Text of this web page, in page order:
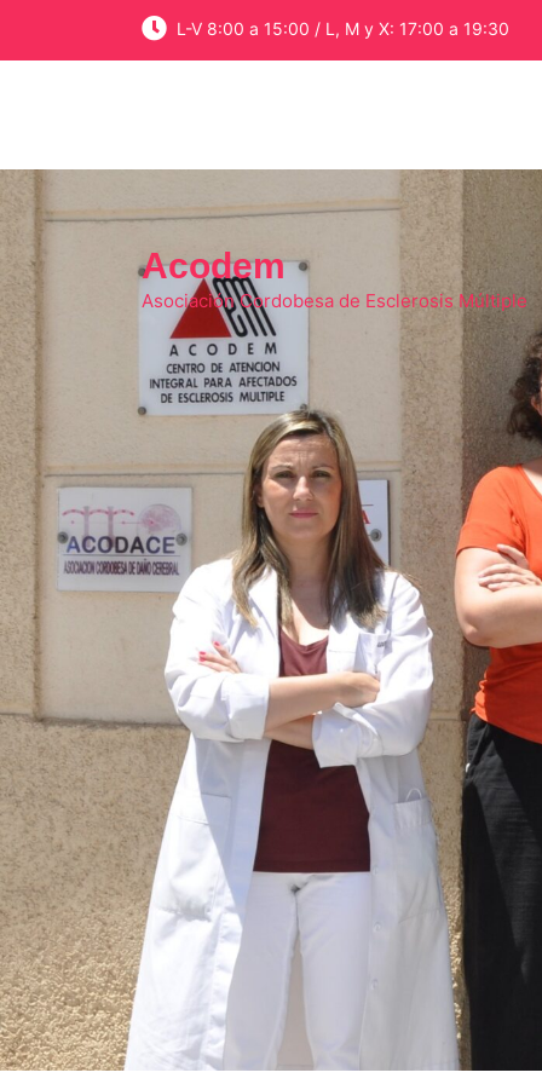
content
L-V 8:00 a 15:00 / L, M y X: 17:00 a 19:30
Acodem
Asociación Cordobesa de Esclerosis Múltiple